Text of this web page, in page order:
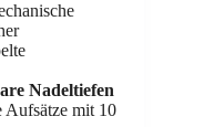
Nadeltiefen
Aufsätze mit 10